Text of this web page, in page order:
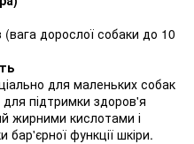
дорослої собаки до 10
для маленьких собак
підтримки здоров'я
жирними кислотами і
функції шкіри.